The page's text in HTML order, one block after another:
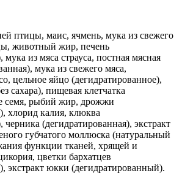
птицы, маис, ячмень, мука из свежего
животный жир, печень
мука из мяса страуса, постная мясная
мука из свежего мяса,
цельное яйцо (дегидратированное),
сахара), пищевая клетчатка
семя, рыбий жир, дрожжи
хлорид калия, клюква
черника (дегидратированная), экстракт
губчатого моллюска (натуральный
функции тканей, хрящей и
цветки бархатцев
экстракт юкки (дегидратированный).